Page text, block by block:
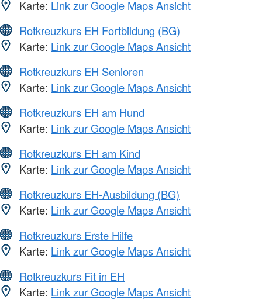
Karte: Link zur Google Maps Ansicht
Rotkreuzkurs EH Fortbildung (BG)
Karte: Link zur Google Maps Ansicht
Rotkreuzkurs EH Senioren
Karte: Link zur Google Maps Ansicht
Rotkreuzkurs EH am Hund
Karte: Link zur Google Maps Ansicht
Rotkreuzkurs EH am Kind
Karte: Link zur Google Maps Ansicht
Rotkreuzkurs EH-Ausbildung (BG)
Karte: Link zur Google Maps Ansicht
Rotkreuzkurs Erste Hilfe
Karte: Link zur Google Maps Ansicht
Rotkreuzkurs Fit in EH
Karte: Link zur Google Maps Ansicht